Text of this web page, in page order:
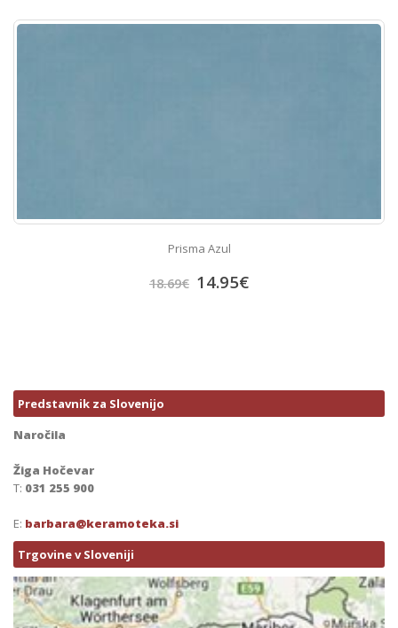
Prisma Azul
18.69€ 14.95€
Predstavnik za Slovenijo
Naročila
Žiga Hočevar
T: 031 255 900
E: barbara@keramoteka.si
Trgovine v Sloveniji